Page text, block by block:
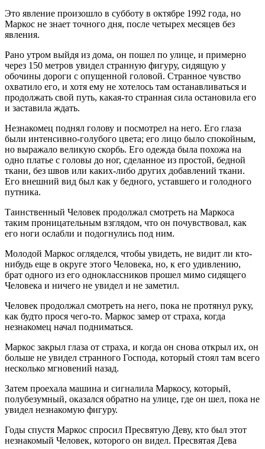
Это явление произошло в субботу в октябре 1992 года, но
Маркос не знает точного дня, после четырех месяцев без
явления.
Рано утром выйдя из дома, он пошел по улице, и примерно
через 150 метров увидел странную фигуру, сидящую у
обочины дороги с опущенной головой. Странное чувство
охватило его, и хотя ему не хотелось там останавливаться и
продолжать свой путь, какая-то странная сила остановила его
и заставила ждать.
Незнакомец поднял голову и посмотрел на него. Его глаза
были интенсивно-голубого цвета; его лицо было спокойным,
но выражало великую скорбь. Его одежда была похожа на
одно платье с головы до ног, сделанное из простой, бедной
ткани, без швов или каких-либо других добавлений ткани.
Его внешний вид был как у бедного, уставшего и голодного
путника.
Таинственный Человек продолжал смотреть на Маркоса
таким проницательным взглядом, что он почувствовал, как
его ноги ослабли и подогнулись под ним.
Молодой Маркос огляделся, чтобы увидеть, не видит ли кто-
нибудь еще в округе этого Человека, но, к его удивлению,
брат одного из его одноклассников прошел мимо сидящего
Человека и ничего не увидел и не заметил.
Человек продолжал смотреть на него, пока не протянул руку,
как будто прося чего-то. Маркос замер от страха, когда
незнакомец начал подниматься.
Маркос закрыл глаза от страха, и когда он снова открыл их, он
больше не увидел странного Господа, который стоял там всего
несколько мгновений назад.
Затем проехала машина и сигналила Маркосу, который,
полубезумный, оказался обратно на улице, где он шел, пока не
увидел незнакомую фигуру.
Годы спустя Маркос спросил Пресвятую Деву, кто был этот
незнакомый Человек, которого он видел. Пресвятая Дева